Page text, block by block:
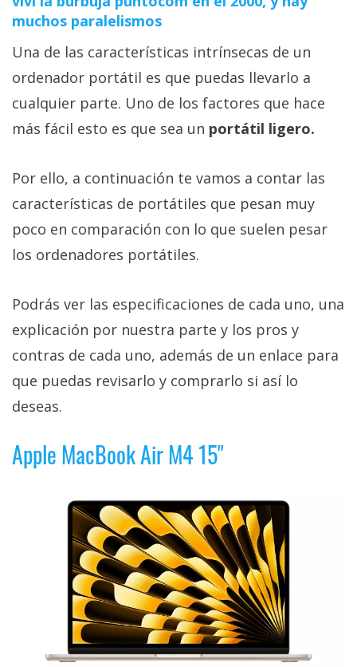
muchos paralelismos
Una de las características intrínsecas de un
ordenador portátil es que puedas llevarlo a
cualquier parte. Uno de los factores que hace
más fácil esto es que sea un portátil ligero.
Por ello, a continuación te vamos a contar las
características de portátiles que pesan muy
poco en comparación con lo que suelen pesar
los ordenadores portátiles.
Podrás ver las especificaciones de cada uno, una
explicación por nuestra parte y los pros y
contras de cada uno, además de un enlace para
que puedas revisarlo y comprarlo si así lo
deseas.
Apple MacBook Air M4 15"